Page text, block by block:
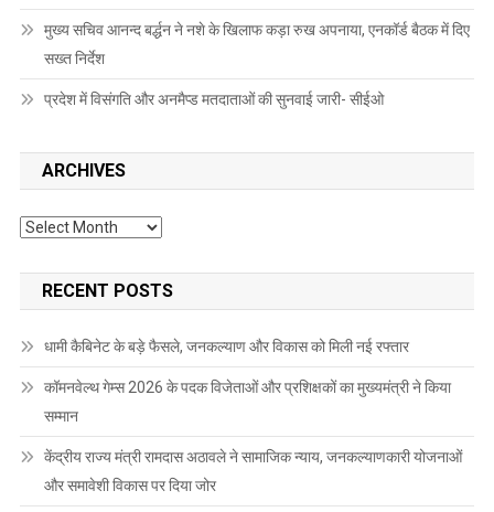
मुख्य सचिव आनन्द बर्द्धन ने नशे के खिलाफ कड़ा रुख अपनाया, एनकॉर्ड बैठक में दिए
सख्त निर्देश
प्रदेश में विसंगति और अनमैप्ड मतदाताओं की सुनवाई जारी- सीईओ
ARCHIVES
Archives
RECENT POSTS
धामी कैबिनेट के बड़े फैसले, जनकल्याण और विकास को मिली नई रफ्तार
कॉमनवेल्थ गेम्स 2026 के पदक विजेताओं और प्रशिक्षकों का मुख्यमंत्री ने किया
सम्मान
केंद्रीय राज्य मंत्री रामदास अठावले ने सामाजिक न्याय, जनकल्याणकारी योजनाओं
और समावेशी विकास पर दिया जोर